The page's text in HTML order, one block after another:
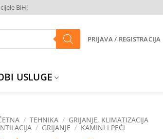
BiH!
PRIJAVA / REGISTRACIJA
USLUGE
/ TEHNIKA / GRIJANJE, KLIMATIZACIJA
/ GRIJANJE / KAMINI I PEĆI